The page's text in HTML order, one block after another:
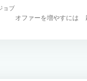
ョブ
オファーを増やすには